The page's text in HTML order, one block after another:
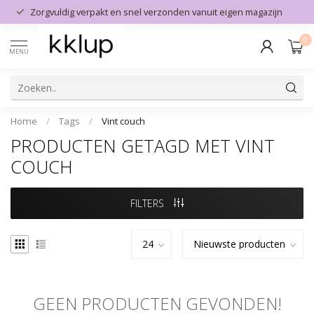
Zorgvuldig verpakt en snel verzonden vanuit eigen magazijn
MENU
0
Home / Tags / Vint couch
PRODUCTEN GETAGD MET VINT
COUCH
FILTERS
GEEN PRODUCTEN GEVONDEN!